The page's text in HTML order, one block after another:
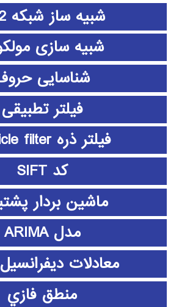
شبیه ساز شبکه NS2
شبیه سازی
شناسایی
فیلتر تطبیقی
فیلتر ذره particle filter
کد SIFT
ماشین بردار
مدل ARIMA
معادلات دیفرانسیل ODE
منطق فازي